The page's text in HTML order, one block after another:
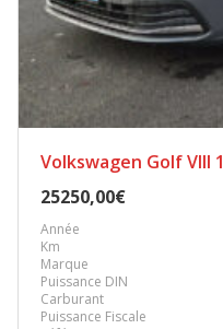
Volkswagen Golf VIII
25250,00€
Année
Km
Marque
Puissance DIN
Carburant
Puissance Fiscale